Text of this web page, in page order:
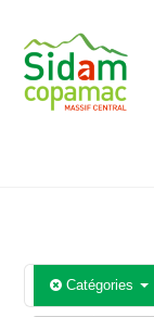
content
Catégories